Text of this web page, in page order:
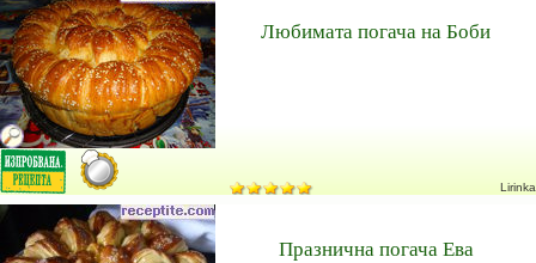
Любимата погача на Боби
Lirinka
Празнична погача Ева